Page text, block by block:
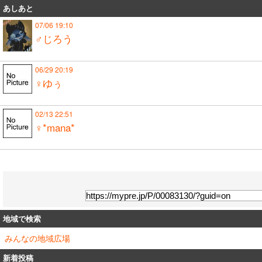
あしあと
07/06 19:10
♂じろう
06/29 20:19
♀ゆぅ
02/13 22:51
♀*mana*
地域で検索
みんなの地域広場
新着投稿